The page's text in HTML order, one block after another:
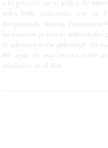
a lo previsto en el Índice de
Index-RMI) elaborado por la
(Responsbile Mining
las mejores prácticas ambientales
(i) administración ambiental, (ii)
del agua. En esta tercera parte
señalados en el RMI.